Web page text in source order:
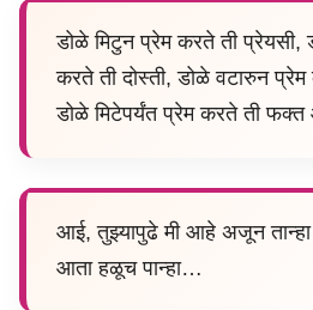
डोळे मिटुन प्रेम करते ती प्रेयसी,
करते ती दोस्ती, डोळे वटारुन
डोळे मिटेपर्यंत प्रेम करते ती
आई, तुझ्यापुढे मी आहे अजून तान्हा
आता हळूच पान्हा…